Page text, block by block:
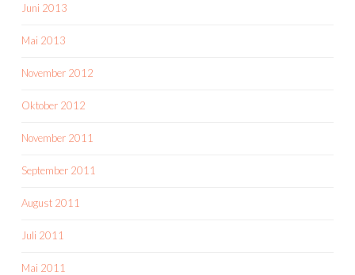
Juni 2013
Mai 2013
November 2012
Oktober 2012
November 2011
September 2011
August 2011
Juli 2011
Mai 2011